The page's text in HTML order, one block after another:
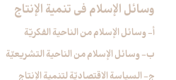
وسائل الإسلام في تنمية الإنتاج‏
أ- وسائل الإسلام من الناحية الفكريّة
ب- وسائل الإسلام من الناحية التشريعيّة
ج- السياسة الاقتصاديّة لتنمية الإنتاج